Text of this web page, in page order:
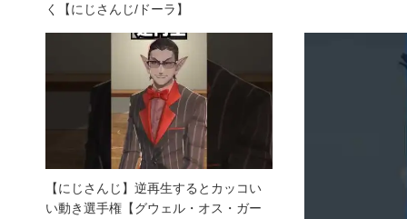
く【にじさんじ/ドーラ】
【にじさんじ】逆再生するとカッコい
い動き選手権【グウェル・オス・ガー